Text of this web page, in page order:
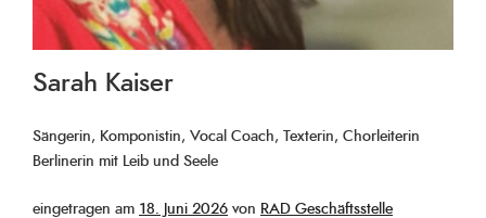
Sarah Kaiser
Sängerin, Komponistin, Vocal Coach, Texterin, Chorleiterin
Berlinerin mit Leib und Seele
eingetragen am Veröffentlicht
18. Juni 2026 von RAD Geschäftsstelle